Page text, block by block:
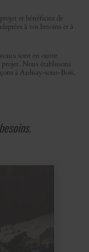
et bénéficiez de
à vos besoins et à
sont en outre
Nous établissons
à Aulnay-sous-Bois,